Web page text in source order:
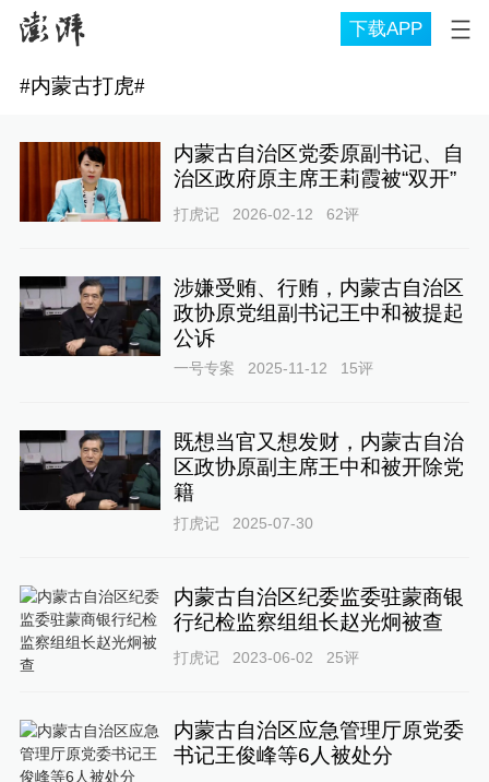
下载APP
#内蒙古打虎#
内蒙古自治区党委原副书记、自
治区政府原主席王莉霞被“双开”
打虎记 2026-02-12 62评
涉嫌受贿、行贿，内蒙古自治区
政协原党组副书记王中和被提起
公诉
一号专案 2025-11-12 15评
既想当官又想发财，内蒙古自治
区政协原副主席王中和被开除党
籍
打虎记 2025-07-30
内蒙古自治区纪委监委驻蒙商银
行纪检监察组组长赵光炯被查
打虎记 2023-06-02 25评
内蒙古自治区应急管理厅原党委
书记王俊峰等6人被处分